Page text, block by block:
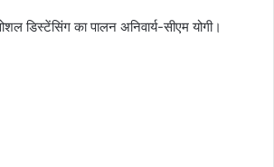
डिस्टेंसिंग का पालन अनिवार्य-सीएम योगी।